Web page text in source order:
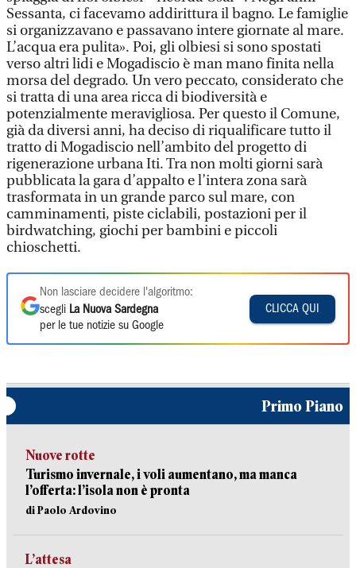
Sessanta, ci facevamo addirittura il bagno. Le famiglie
si organizzavano e passavano intere giornate al mare.
L’acqua era pulita». Poi, gli olbiesi si sono spostati
verso altri lidi e Mogadiscio è man mano finita nella
morsa del degrado. Un vero peccato, considerato che
si tratta di una area ricca di biodiversità e
potenzialmente meravigliosa. Per questo il Comune,
già da diversi anni, ha deciso di riqualificare tutto il
tratto di Mogadiscio nell’ambito del progetto di
rigenerazione urbana Iti. Tra non molti giorni sarà
pubblicata la gara d’appalto e l’intera zona sarà
trasformata in un grande parco sul mare, con
camminamenti, piste ciclabili, postazioni per il
birdwatching, giochi per bambini e piccoli
chioschetti.
Non lasciare decidere l'algoritmo:
scegli La Nuova Sardegna
per le tue notizie su Google
CLICCA QUI
Primo Piano
Nuove rotte
Turismo invernale, i voli aumentano, ma manca
l’offerta: l’isola non è pronta
di Paolo Ardovino
L’attesa